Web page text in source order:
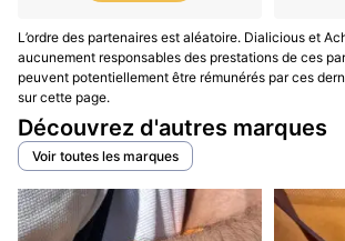
L’ordre des partenaires est aléatoire. Dialicious et
aucunement responsables des prestations de ces
peuvent potentiellement être rémunérés par ces
sur cette page.
Découvrez d'autres marques
Voir toutes les marques